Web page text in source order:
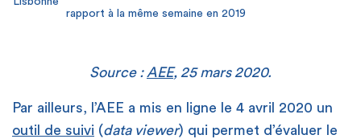
rapport à la même semaine en 2019
Source : AEE, 25 mars 2020.
Par ailleurs, l’AEE a mis en ligne le 4 avril 2020 un
outil de suivi (data viewer) qui permet d’évaluer le